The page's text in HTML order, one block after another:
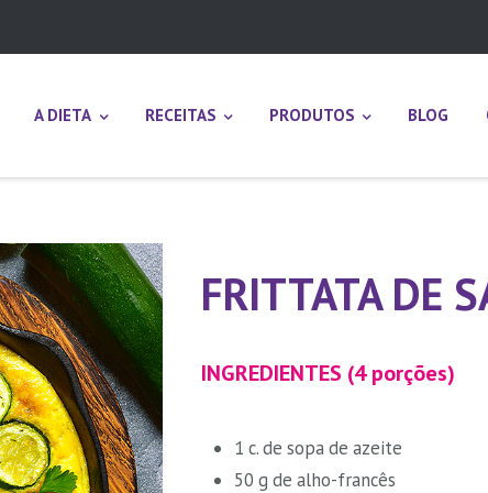
A DIETA RECEITAS PRODUTOS BLOG
FRITTATA DE
INGREDIENTES (4 porções)
1 c. de sopa de azeite
50 g de alho-francês